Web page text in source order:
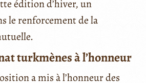
édition d’hiver, un
le renforcement de la
turkmènes à l’honneur
a mis à l’honneur des